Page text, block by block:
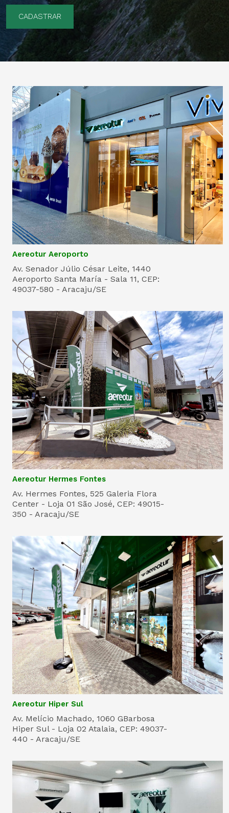
CADASTRAR
Aereotur Aeroporto
Av. Senador Júlio César Leite, 1440
Aeroporto Santa María - Sala 11, CEP:
49037-580 - Aracaju/SE
Aereotur Hermes Fontes
Av. Hermes Fontes, 525 Galeria Flora
Center - Loja 01 São José, CEP: 49015-
350 - Aracaju/SE
Aereotur Hiper Sul
Av. Melício Machado, 1060 GBarbosa
Hiper Sul - Loja 02 Atalaia, CEP: 49037-
440 - Aracaju/SE